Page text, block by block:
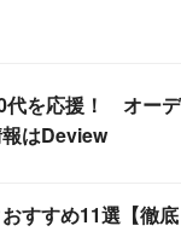
代を応援！ オーデ
はDeview
すすめ11選【徹底